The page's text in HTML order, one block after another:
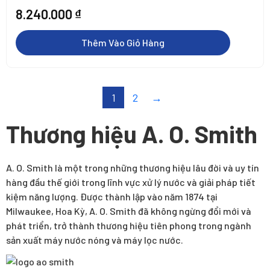
8.240.000 ₫
Thêm Vào Giỏ Hàng
1 2 →
Thương hiệu A. O. Smith
A. O. Smith là một trong những thương hiệu lâu đời và uy tín
hàng đầu thế giới trong lĩnh vực xử lý nước và giải pháp tiết
kiệm năng lượng. Được thành lập vào năm 1874 tại
Milwaukee, Hoa Kỳ, A. O. Smith đã không ngừng đổi mới và
phát triển, trở thành thương hiệu tiên phong trong ngành
sản xuất máy nước nóng và máy lọc nước.